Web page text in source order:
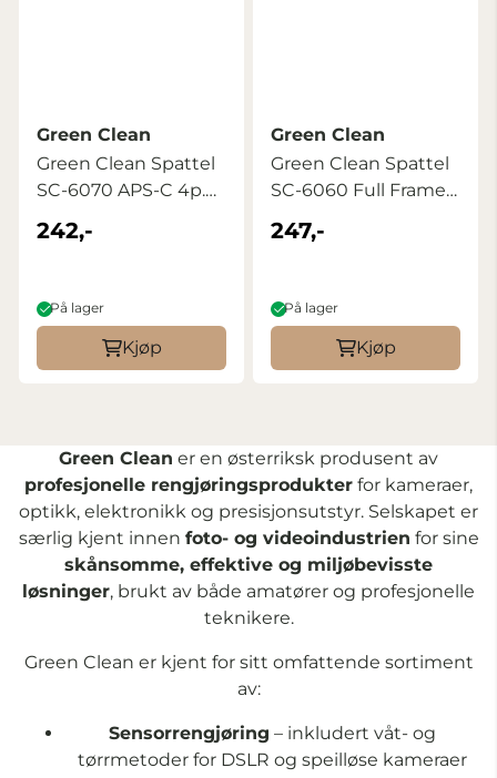
Green Clean
Green Clean Spattel
SC-6070 APS-C 4p.
Blister
242,-
På lager
Kjøp
Green Clean
Green Clean Spattel
SC-6060 Full Frame
4p. ...
247,-
På lager
Kjøp
Green Clean er en østerriksk produsent av
profesjonelle rengjøringsprodukter for kameraer,
optikk, elektronikk og presisjonsutstyr. Selskapet er
særlig kjent innen foto- og videoindustrien for sine
skånsomme, effektive og miljøbevisste
løsninger, brukt av både amatører og profesjonelle
teknikere.
Green Clean er kjent for sitt omfattende sortiment
av:
Sensorrengjøring – inkludert våt- og
tørrmetoder for DSLR og speilløse kameraer